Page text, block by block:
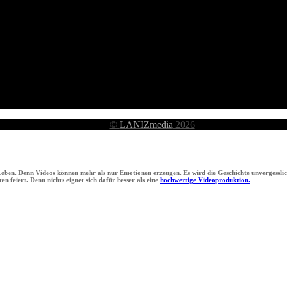
© LANIZmedia 2026
Denn Videos können mehr als nur Emotionen erzeugen. Es wird die Geschichte
feiert. Denn nichts eignet sich dafür besser als eine hochwertige Videoproduktion.